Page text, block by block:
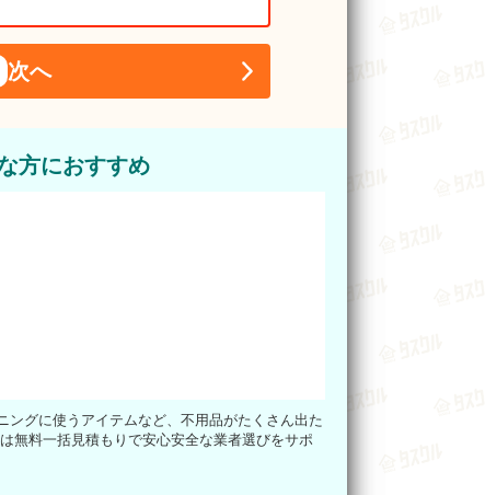
次へ
方におすすめ
グに使うアイテムなど、不用品がたくさん出た
無料一括見積もりで安心安全な業者選びをサポ